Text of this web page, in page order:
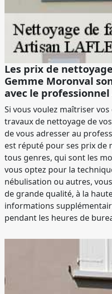
Les prix de
Gemme Moronval
avec le professionnel
Si vous voulez maîtriser
travaux de nettoyage de
de vous adresser au
est réputé pour ses prix de
tous genres, qui sont les
vous optez pour la
nébulisation ou autres,
de grande qualité, à la
informations
pendant les heures de